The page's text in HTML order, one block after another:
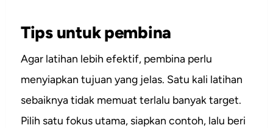
Tips untuk pembina
Agar latihan lebih efektif, pembina perlu
menyiapkan tujuan yang jelas. Satu kali latihan
sebaiknya tidak memuat terlalu banyak target.
Pilih satu fokus utama, siapkan contoh, lalu beri